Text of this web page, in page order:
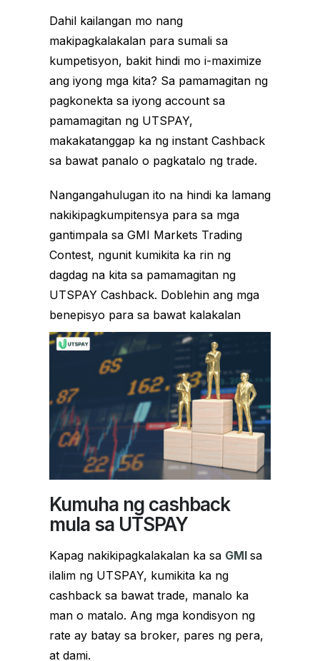
Dahil kailangan mo nang
makipagkalakalan para sumali sa
kumpetisyon, bakit hindi mo i-maximize
ang iyong mga kita? Sa pamamagitan ng
pagkonekta sa iyong account sa
pamamagitan ng UTSPAY,
makakatanggap ka ng instant Cashback
sa bawat panalo o pagkatalo ng trade.
Nangangahulugan ito na hindi ka lamang
nakikipagkumpitensya para sa mga
gantimpala sa GMI Markets Trading
Contest, ngunit kumikita ka rin ng
dagdag na kita sa pamamagitan ng
UTSPAY Cashback. Doblehin ang mga
benepisyo para sa bawat kalakalan
Kumuha ng cashback
mula sa UTSPAY
Kapag nakikipagkalakalan ka sa GMI sa
ilalim ng UTSPAY, kumikita ka ng
cashback sa bawat trade, manalo ka
man o matalo. Ang mga kondisyon ng
rate ay batay sa broker, pares ng pera,
at dami.